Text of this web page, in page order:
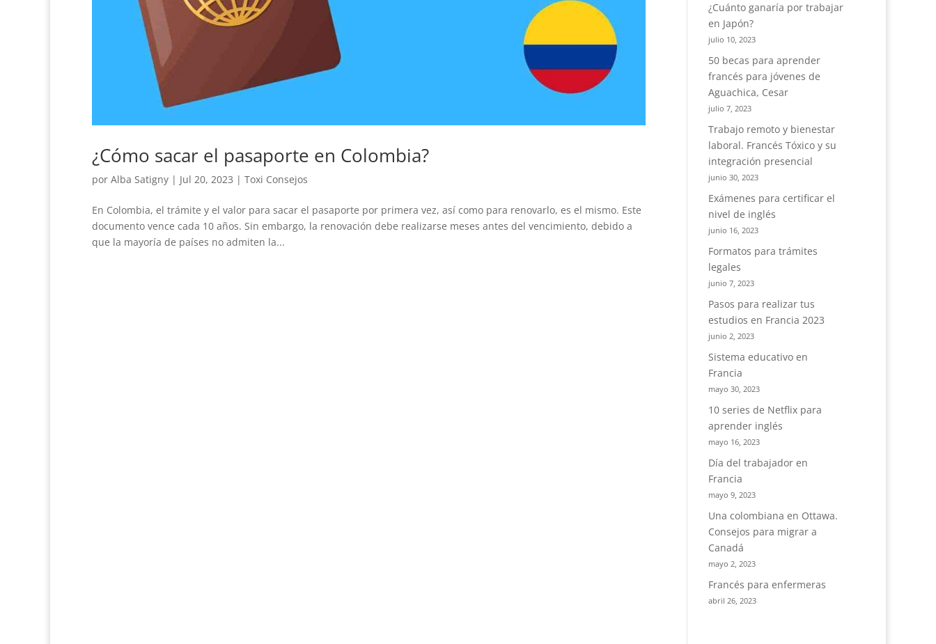
¿Cómo sacar el pasaporte en Colombia?
por Alba Satigny | Jul 20, 2023 | Toxi Consejos
En Colombia, el trámite y el valor para sacar el pasaporte por primera vez, así como para renovarlo, es el mismo. Este
documento vence cada 10 años. Sin embargo, la renovación debe realizarse meses antes del vencimiento, debido a
que la mayoría de países no admiten la...
¿Cuánto ganaría por trabajar
en Japón?
julio 10, 2023
50 becas para aprender
francés para jóvenes de
Aguachica, Cesar
julio 7, 2023
Trabajo remoto y bienestar
laboral. Francés Tóxico y su
integración presencial
junio 30, 2023
Exámenes para certificar el
nivel de inglés
junio 16, 2023
Formatos para trámites
legales
junio 7, 2023
Pasos para realizar tus
estudios en Francia 2023
junio 2, 2023
Sistema educativo en
Francia
mayo 30, 2023
10 series de Netflix para
aprender inglés
mayo 16, 2023
Día del trabajador en
Francia
mayo 9, 2023
Una colombiana en Ottawa.
Consejos para migrar a
Canadá
mayo 2, 2023
Francés para enfermeras
abril 26, 2023